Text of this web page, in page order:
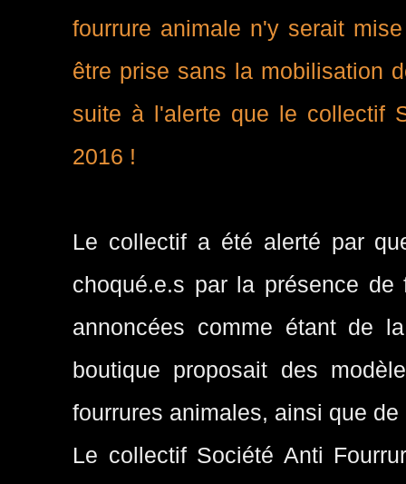
fourrure animale n'y serait
être prise sans la mobilisation
suite à l'alerte que le collectif
2016 !
Le collectif a été alerté par
choqué.e.s par la présence de
annoncées comme étant de
boutique proposait des
fourrures animales, ainsi que de
Le collectif Société Anti